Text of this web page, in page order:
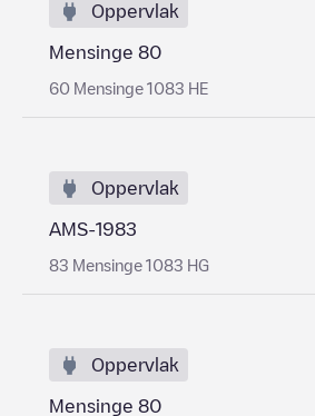
Oppervlak
Mensinge 80
60 Mensinge 1083 HE
Oppervlak
AMS-1983
83 Mensinge 1083 HG
Oppervlak
Mensinge 80